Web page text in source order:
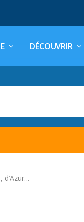
DÉCOUVRIR
d’Azur…